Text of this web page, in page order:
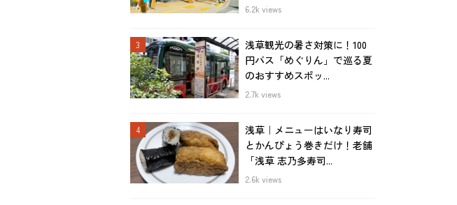
6.2k views
浅草観光の暑さ対策に！100
円バス「めぐりん」で巡る夏
のおすすめスポッ...
2.7k views
浅草｜メニューはいなり寿司
とかんぴょう巻きだけ！老舗
「浅草 志乃多寿司...
2.6k views